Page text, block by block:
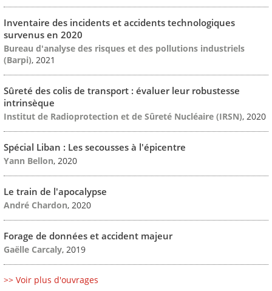
Inventaire des incidents et accidents technologiques
survenus en 2020
Bureau d'analyse des risques et des pollutions industriels
(Barpi), 2021
Sûreté des colis de transport : évaluer leur robustesse
intrinsèque
Institut de Radioprotection et de Sûreté Nucléaire (IRSN), 2020
Spécial Liban : Les secousses à l'épicentre
Yann Bellon, 2020
Le train de l'apocalypse
André Chardon, 2020
Forage de données et accident majeur
Gaëlle Carcaly, 2019
>> Voir plus d'ouvrages